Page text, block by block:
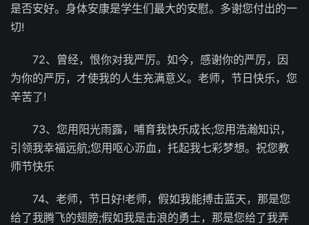
是否安好。身体安康是学生们最大的安慰。多谢您付出的一
切!
72、曾经，恨你对我严厉。如今，感谢你的严厉，因
为你的严厉，才使我的人生充满意义。老师，节日快乐，您
辛苦了!
73、您用阳光雨露，哺育我快乐成长;您用浩瀚知识，
引领我幸福远航;您用呕心沥血，托起我七彩梦想。祝您教
师节快乐
74、老师，节日好!老师，假如我能搏击蓝天，那是您
给了我腾飞的翅膀;假如我是击浪的勇士，那是您给了我弄